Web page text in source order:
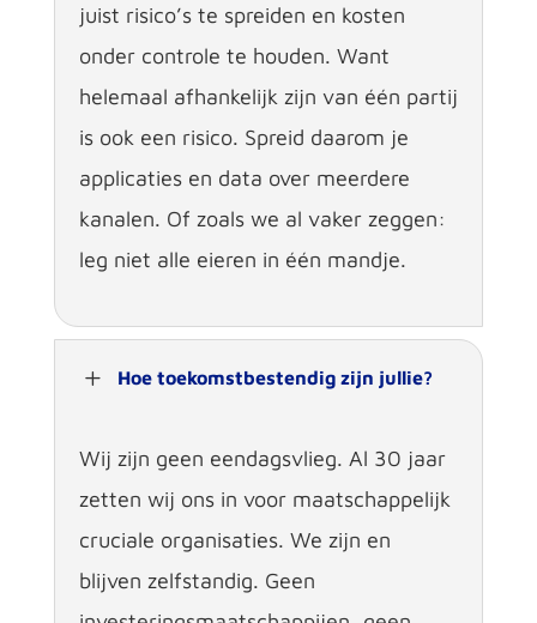
juist risico’s te spreiden en kosten
onder controle te houden. Want
helemaal afhankelijk zijn van één partij
is ook een risico. Spreid daarom je
applicaties en data over meerdere
kanalen. Of zoals we al vaker zeggen:
leg niet alle eieren in één mandje.
L Hoe toekomstbestendig zijn jullie?
Wij zijn geen eendagsvlieg. Al 30 jaar
zetten wij ons in voor maatschappelijk
cruciale organisaties. We zijn en
blijven zelfstandig. Geen